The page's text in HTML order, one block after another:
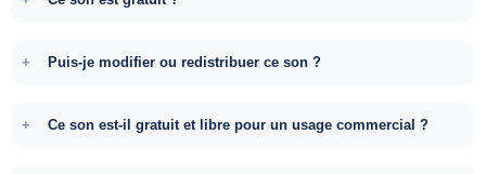
Puis-je modifier ou redistribuer ce son ?
Ce son est-il gratuit et libre pour un usage commercial ?